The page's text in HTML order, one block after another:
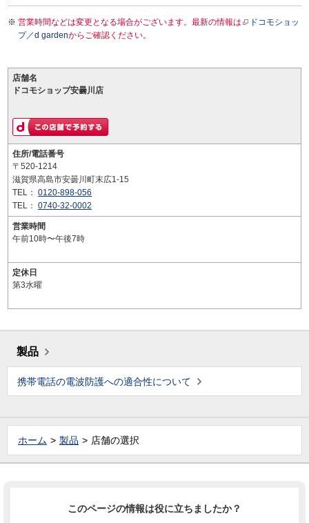
営業時間などは変更となる場合がございます。最新の情報は
ドコモショッ
プ／d gardenからご確認ください。
店舗名
ドコモショップ安曇川店
住所/電話番号
〒520-1214
滋賀県高島市安曇川町末広1-15
TEL： 0120-898-056
TEL： 0740-32-0002
営業時間
午前10時〜午後7時
定休日
第3水曜
製品
携帯電話の電波防護への適合性について
ホーム 製品 店舗の選択
このページの情報は役に立ちましたか？